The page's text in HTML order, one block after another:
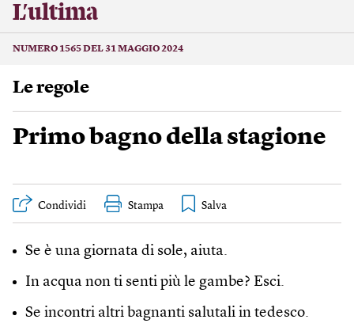
L’ultima
NUMERO 1565 DEL 31 MAGGIO 2024
Le regole
Primo bagno della stagione
Condividi Stampa
Se è una giornata di sole, aiuta.
In acqua non ti senti più le gambe? Esci.
Se incontri altri bagnanti salutali in tedesco.